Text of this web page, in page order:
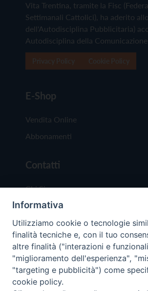
Vita Trentina, tramite la Fisc
Settimanali Cattolici), ha aderito
dell'Autodisciplina Pubblicitaria)
Autodisciplina della
E-Shop
Vendita Online
Abbonamenti
Contatti
Chi Siamo
Redazione
Scrivici
Copyright © 2019 - Tutti i
Informativa
Utilizziamo cookie o tecnologie
finalità tecniche e, con il tuo
altre finalità ("interazioni e
"miglioramento dell'esperienza",
"targeting e pubblicità") come
cookie policy.